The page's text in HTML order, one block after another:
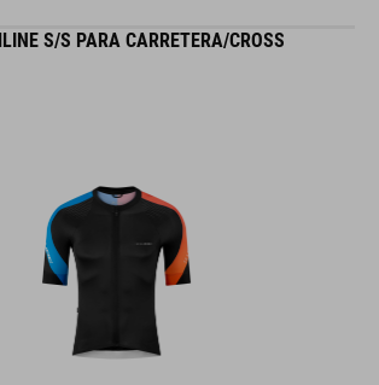
S/S PARA CARRETERA/CROSS